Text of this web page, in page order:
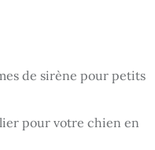
de sirène pour petits
pour votre chien en